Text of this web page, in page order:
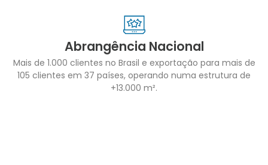
Abrangência Nacional
Mais de 1.000 clientes no Brasil e exportação para mais de
105 clientes em 37 países, operando numa estrutura de
+13.000 m².